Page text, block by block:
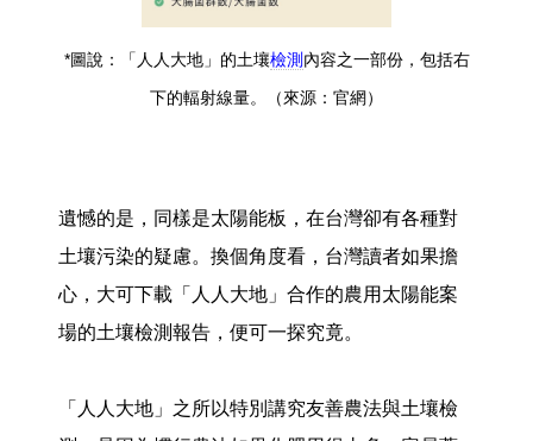
*圖說：「人人大地」的土壤檢測 內容之一部份，包括右
下的輻射線量。（來源：官網）
遺憾的是，同樣是太陽能板，在台灣卻有各種對
土壤污染的疑慮。換個角度看，台灣讀者如果擔
心，大可下載「人人大地」合作的農用太陽能案
場的土壤檢測報告，便可一探究竟。
「人人大地」之所以特別講究友善農法與土壤檢